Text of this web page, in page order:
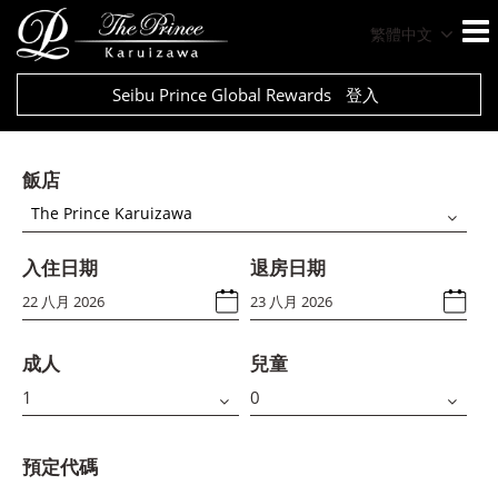
繁體中文
Seibu Prince Global Rewards 登入
飯店
The Prince Karuizawa
入住日期 退房日期
成人 兒童
預定代碼